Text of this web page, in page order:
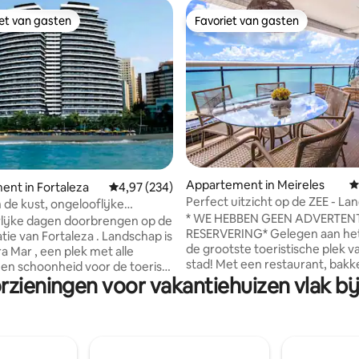
van 4,89 op 5, 129 recensies
van gasten
van gasten
in Fortaleza Gemiddelde beoordeling van 4,97 op 5, 234
4,97 (234)
de kust, ongelooflijke
en garage
dagen doorbrengen op de
van Fortaleza . Landschap is
Mar , een plek met alle
schoonheid voor de toerist
op te worden. Het
is compleet , met
Favoriet van gasten
Favoriet van gasten
Appartement in Meireles
Perfect uitzicht op de ZEE -
16e verdieping
* WE HEBBEN GEEN
RESERVERING* Gelegen aan het water,
de grootste toeristische plek
stad! Met een restaurant,
markt in het condo zelf, is het
banken, restaurants,
vooraan en totaal uitzicht op de
voor vakantiehuizen vlak